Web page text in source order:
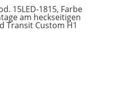
15LED-1815, Farbe
am heckseitigen
Transit Custom H1